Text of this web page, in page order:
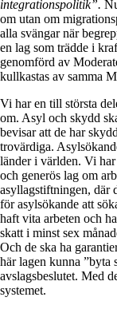
integrationspolitik”.
om utan om
alla svängar när
en lag som trädde i
genomförd av
kullkastas av samma
Vi har en till största
om. Asyl och skydd
bevisar att de har
trovärdiga.
länder i världen. Vi har
och generös lag om
asyllagstiftningen, där
för asylsökande att
haft vita arbeten och
skatt i minst sex
Och de ska ha
här lagen kunna ”byta
avslagsbeslutet. Med
systemet.